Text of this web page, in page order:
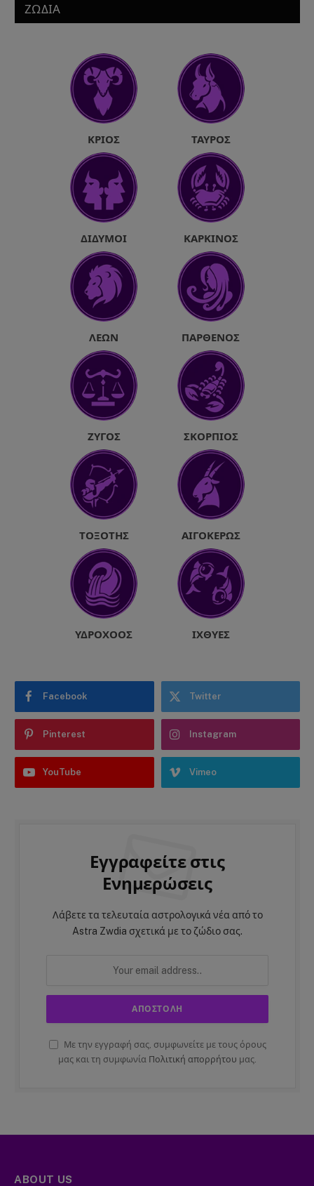
ΖΩΔΙΑ
ΚΡΙΌΣ ΤΑΎΡΟΣ
ΔΊΔΥΜΟΙ ΚΑΡΚΊΝΟΣ
ΛΈΩΝ ΠΑΡΘΈΝΟΣ
ΖΥΓΌΣ ΣΚΟΡΠΙΌΣ
ΤΟΞΌΤΗΣ ΑΙΓΌΚΕΡΩΣ
ΥΔΡΟΧΌΟΣ ΙΧΘΎΕΣ
Facebook Twitter
Pinterest Instagram
YouTube Vimeo
Εγγραφείτε στις
Ενημερώσεις
Λάβετε τα τελευταία αστρολογικά νέα από το
Astra Zwdia σχετικά με το ζώδιο σας.
Με την εγγραφή σας, συμφωνείτε με τους όρους
μας και τη συμφωνία Πολιτική απορρήτου μας.
ABOUT US